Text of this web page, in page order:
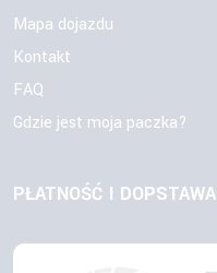
Mapa dojazdu
Kontakt
FAQ
Gdzie jest moja paczka?
PŁATNOŚĆ I DOPSTAWA